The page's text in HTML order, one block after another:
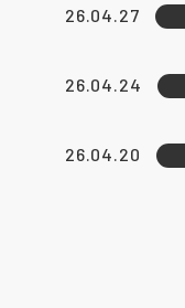
26.04.27
26.04.24
26.04.20